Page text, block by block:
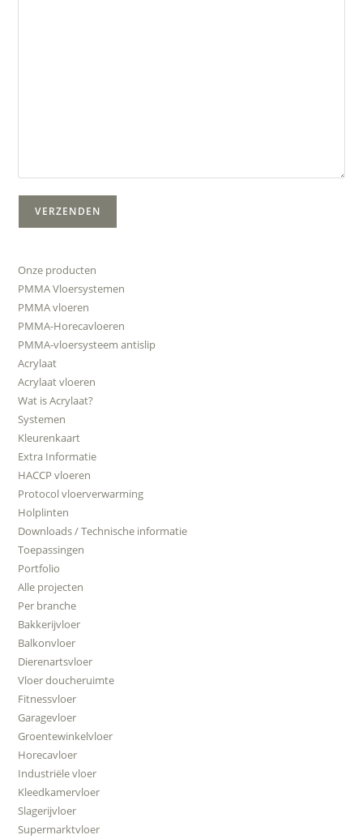
Onze producten
PMMA Vloersystemen
PMMA vloeren
PMMA-Horecavloeren
PMMA-vloersysteem antislip
Acrylaat
Acrylaat vloeren
Wat is Acrylaat?
Systemen
Kleurenkaart
Extra Informatie
HACCP vloeren
Protocol vloerverwarming
Holplinten
Downloads / Technische informatie
Toepassingen
Portfolio
Alle projecten
Per branche
Bakkerijvloer
Balkonvloer
Dierenartsvloer
Vloer doucheruimte
Fitnessvloer
Garagevloer
Groentewinkelvloer
Horecavloer
Industriële vloer
Kleedkamervloer
Slagerijvloer
Supermarktvloer